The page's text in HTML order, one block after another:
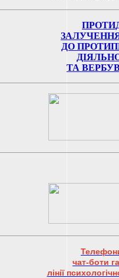
ДО
ТА
чат-боти
лінії